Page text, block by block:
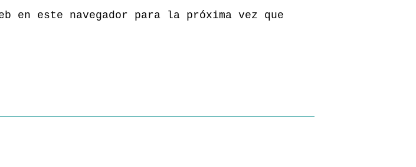
en este navegador para la próxima vez que